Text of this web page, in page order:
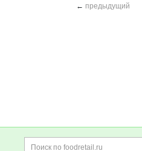
← предыдущий
Дополнительная